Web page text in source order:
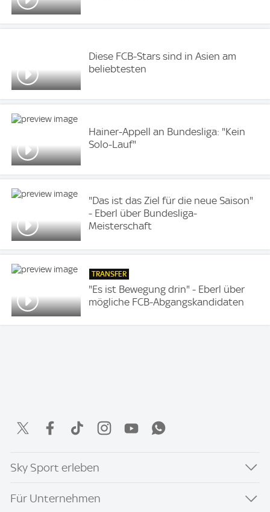
Diese FCB-Stars sind in Asien am
beliebtesten
Hainer-Appell an Bundesliga: "Kein
Solo-Lauf"
"Das ist das Ziel für die neue Saison"
- Eberl über Bundesliga-
Meisterschaft
TRANSFER
"Es ist Bewegung drin" - Eberl über
mögliche FCB-Abgangskandidaten
Sky Sport erleben
Für Unternehmen